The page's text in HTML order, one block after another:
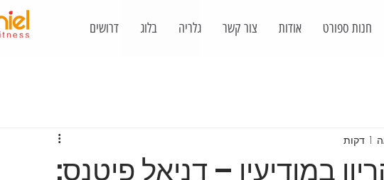
חנות ספורט אודות צור קשר גלריה בלוג דרושים
במודיעין – דניאל פיטנס: